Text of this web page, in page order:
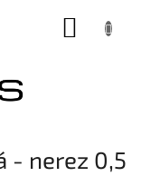
- nerez 0,5